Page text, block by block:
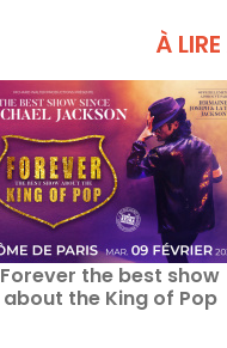
À
Forever the best show
about the King of Pop